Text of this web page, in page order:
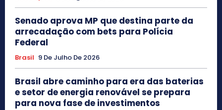
Senado aprova MP que destina parte da
arrecadação com bets para Polícia
Federal
Brasil 9 De Julho De 2026
Brasil abre caminho para era das baterias
e setor de energia renovável se prepara
para nova fase de investimentos